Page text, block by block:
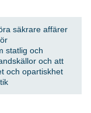
säkrare affärer
statlig och
och att
och opartiskhet